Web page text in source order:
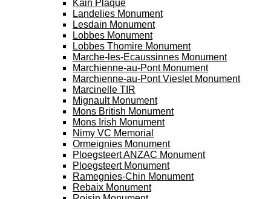
Kain Plaque
Landelies Monument
Lesdain Monument
Lobbes Monument
Lobbes Thomire Monument
Marche-les-Ecaussinnes Monument
Marchienne-au-Pont Monument
Marchienne-au-Pont Vieslet Monument
Marcinelle TIR
Mignault Monument
Mons British Monument
Mons Irish Monument
Nimy VC Memorial
Ormeignies Monument
Ploegsteert ANZAC Monument
Ploegsteert Monument
Ramegnies-Chin Monument
Rebaix Monument